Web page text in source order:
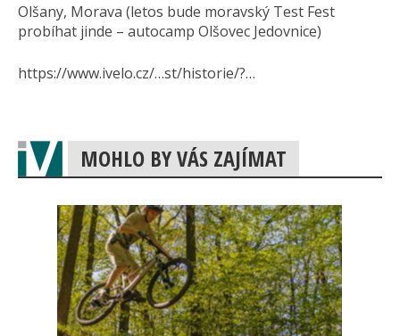
Olšany, Morava (letos bude moravský Test Fest
probíhat jinde – autocamp Olšovec Jedovnice)
https://www.ivelo.cz/…st/historie/?…
MOHLO BY VÁS ZAJÍMAT